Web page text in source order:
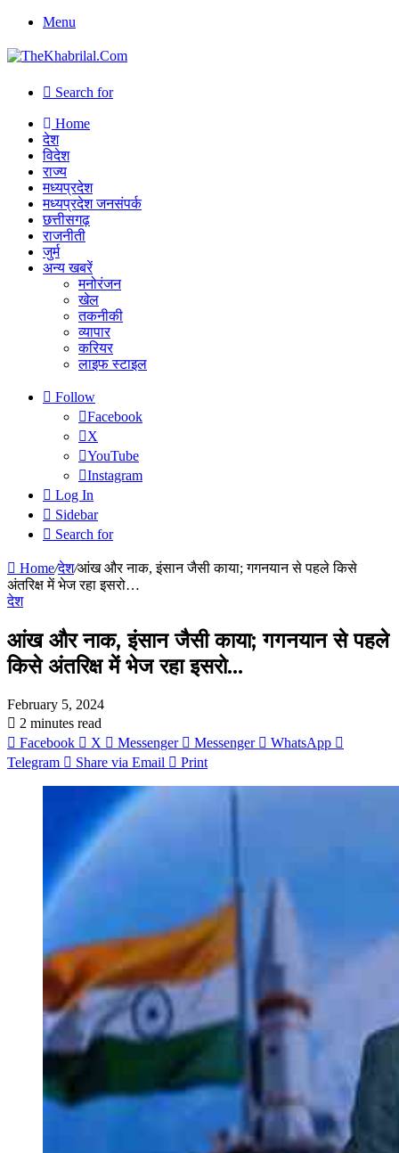
Menu
Search for
Home
देश
विदेश
राज्य
मध्यप्रदेश
मध्यप्रदेश जनसंपर्क
छत्तीसगढ़
राजनीती
जुर्म
अन्य खबरें
मनोरंजन
खेल
तकनीकी
व्यापार
करियर
लाइफ स्टाइल
Follow
Facebook
X
YouTube
Instagram
Log In
Sidebar
Search for
Home/देश/आंख और नाक, इंसान जैसी काया; गगनयान से पहले किसे
अंतरिक्ष में भेज रहा इसरो…
देश
आंख और नाक, इंसान जैसी काया; गगनयान से पहले
किसे अंतरिक्ष में भेज रहा इसरो…
February 5, 2024
2 minutes read
Facebook
X Messenger Messenger
WhatsApp
Telegram
Share via Email Print